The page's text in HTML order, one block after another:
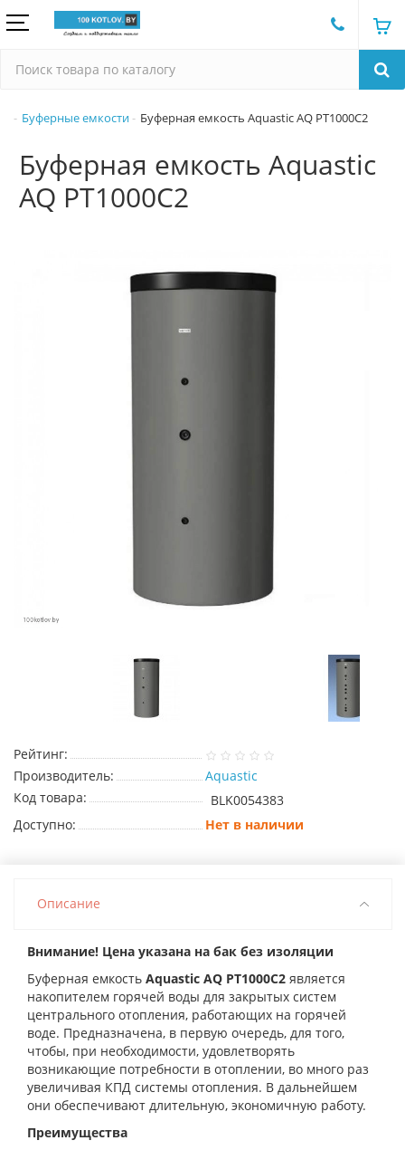
Буферные емкости Буферная емкость Aquastic AQ PT1000C2
Буферная емкость Aquastic
AQ PT1000C2
Рейтинг:
Производитель:
Aquastic
Код товара:
BLK0054383
Доступно:
Нет в наличии
Описание
Внимание! Цена указана на бак без изоляции
Буферная емкость Aquastic AQ PT1000С2 является
накопителем горячей воды для закрытых систем
центрального отопления, работающих на горячей
воде. Предназначена, в первую очередь, для того,
чтобы, при необходимости, удовлетворять
возникающие потребности в отоплении, во много раз
увеличивая КПД системы отопления. В дальнейшем
они обеспечивают длительную, экономичную работу.
Преимущества